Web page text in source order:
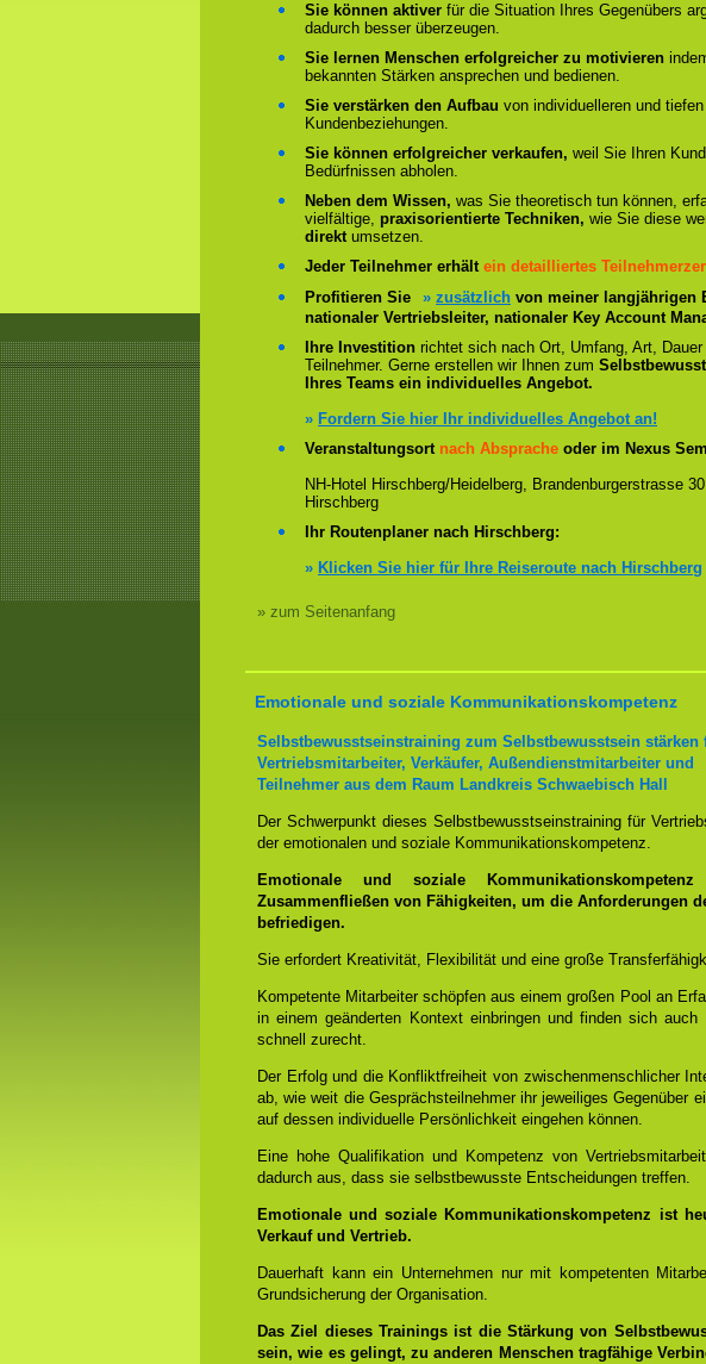
Sie können aktiver für die Situation Ihres Gegenübers
dadurch besser überzeugen.
Sie lernen Menschen erfolgreicher zu motivieren
bekannten Stärken ansprechen und bedienen.
Sie verstärken den Aufbau von individuelleren und tiefen
Kundenbeziehungen.
Sie können erfolgreicher verkaufen, weil Sie Ihren
Bedürfnissen abholen.
Neben dem Wissen, was Sie theoretisch tun können,
vielfältige, praxisorientierte Techniken, wie Sie diese
direktumsetzen.
Jeder Teilnehmer erhält ein detailliertes
Profitieren Sie
» zusätzlich von meiner langjährigen
nationaler Vertriebsleiter, nationaler Key Account
Ihre Investition richtet sich nach Ort, Umfang, Art, Dauer
Teilnehmer. Gerne erstellen wir Ihnen zum
Ihres Teams ein individuelles Angebot.
» Fordern Sie hier Ihr individuelles Angebot an!
Veranstaltungsort nach Absprache oder im Nexus
NH-Hotel Hirschberg/Heidelberg, Brandenburgerstrasse
Hirschberg
Ihr Routenplaner nach Hirschberg:
» Klicken Sie hier für Ihre Reiseroute nach Hirschberg
» zum Seitenanfang
Emotionale und soziale Kommunikationskompetenz
Selbstbewusstseinstraining zum Selbstbewusstsein stärken
Vertriebsmitarbeiter, Verkäufer, Außendienstmitarbeiter und
Teilnehmer aus dem Raum Landkreis Schwaebisch Hall
Der Schwerpunkt dieses Selbstbewusstseinstraining für
der emotionalen und soziale Kommunikationskompetenz.
Emotionale und soziale
Zusammenfließen von Fähigkeiten, um die Anforderungen
befriedigen.
Sie erfordert Kreativität, Flexibilität und eine große
Kompetente Mitarbeiter schöpfen aus einem großen Pool an
in einem geänderten Kontext einbringen und finden sich auch
schnell zurecht.
Der Erfolg und die Konfliktfreiheit von zwischenmenschlicher
ab, wie weit die Gesprächsteilnehmer ihr jeweiliges Gegenüber
auf dessen individuelle Persönlichkeit eingehen können.
Eine hohe Qualifikation und Kompetenz von
dadurch aus, dass sie selbstbewusste Entscheidungen treffen.
Emotionale und soziale Kommunikationskompetenz ist
Verkauf und Vertrieb.
Dauerhaft kann ein Unternehmen nur mit kompetenten
Grundsicherung der Organisation.
Das Ziel dieses Trainings ist die Stärkung von
sein, wie es gelingt, zu anderen Menschen tragfähige